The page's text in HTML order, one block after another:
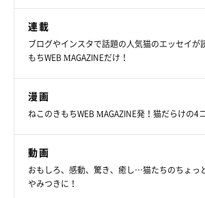
連載
ブログやインスタで話題の人気猫のエッセイが
もちWEB MAGAZINEだけ！
漫画
ねこのきもちWEB MAGAZINE発！猫だらけの4
動画
おもしろ、感動、驚き、癒し…猫たちのちょっ
やみつきに！